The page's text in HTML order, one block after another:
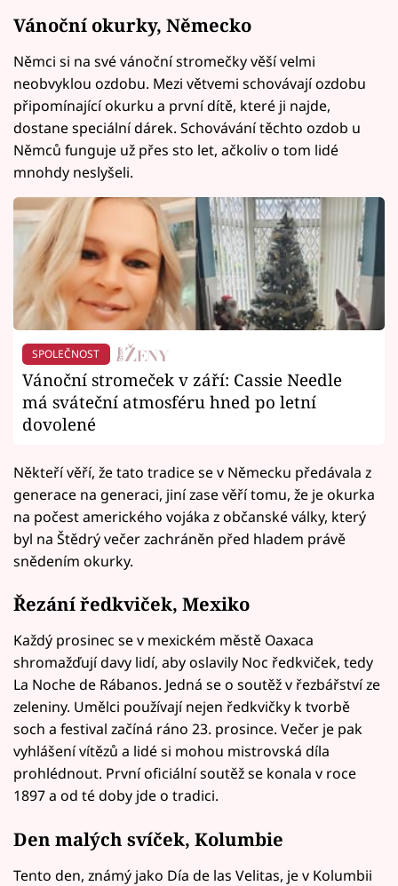
Vánoční okurky, Německo
Němci si na své vánoční stromečky věší velmi
neobvyklou ozdobu. Mezi větvemi schovávají ozdobu
připomínající okurku a první dítě, které ji najde,
dostane speciální dárek. Schovávání těchto ozdob u
Němců funguje už přes sto let, ačkoliv o tom lidé
mnohdy neslyšeli.
SPOLEČNOST
Vánoční stromeček v září: Cassie Needle
má sváteční atmosféru hned po letní
dovolené
Někteří věří, že tato tradice se v Německu předávala z
generace na generaci, jiní zase věří tomu, že je okurka
na počest amerického vojáka z občanské války, který
byl na Štědrý večer zachráněn před hladem právě
snědením okurky.
Řezání ředkviček, Mexiko
Každý prosinec se v mexickém městě Oaxaca
shromažďují davy lidí, aby oslavily Noc ředkviček, tedy
La Noche de Rábanos. Jedná se o soutěž v řezbářství ze
zeleniny. Umělci používají nejen ředkvičky k tvorbě
soch a festival začíná ráno 23. prosince. Večer je pak
vyhlášení vítězů a lidé si mohou mistrovská díla
prohlédnout. První oficiální soutěž se konala v roce
1897 a od té doby jde o tradici.
Den malých svíček, Kolumbie
Tento den, známý jako Día de las Velitas, je v Kolumbii